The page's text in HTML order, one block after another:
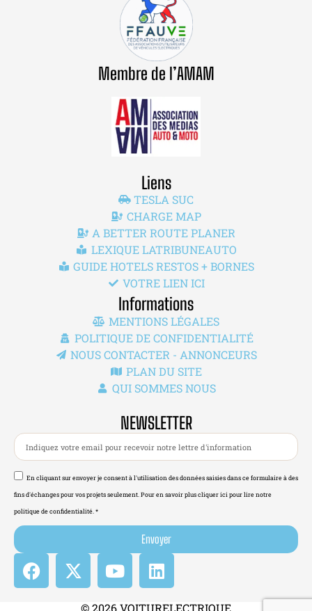
Membre de l’AMAM
Liens
TESLA SUC
CHARGE MAP
A BETTER ROUTE PLANER
LEXIQUE LATRIBUNEAUTO
GUIDE HOTELS RESTOS + BORNES
VOTRE LIEN ICI
Informations
MENTIONS LÉGALES
POLITIQUE DE CONFIDENTIALITÉ
NOUS CONTACTER - ANNONCEURS
PLAN DU SITE
QUI SOMMES NOUS
NEWSLETTER
En cliquant sur envoyer je consent à l'utilisation des données saisies dans ce formulaire à des
fins d'échanges pour vos projets seulement. Pour en savoir plus cliquer ici pour lire notre
politique de confidentialité. *
Envoyer
© 2026 VOITURELECTRIQUE